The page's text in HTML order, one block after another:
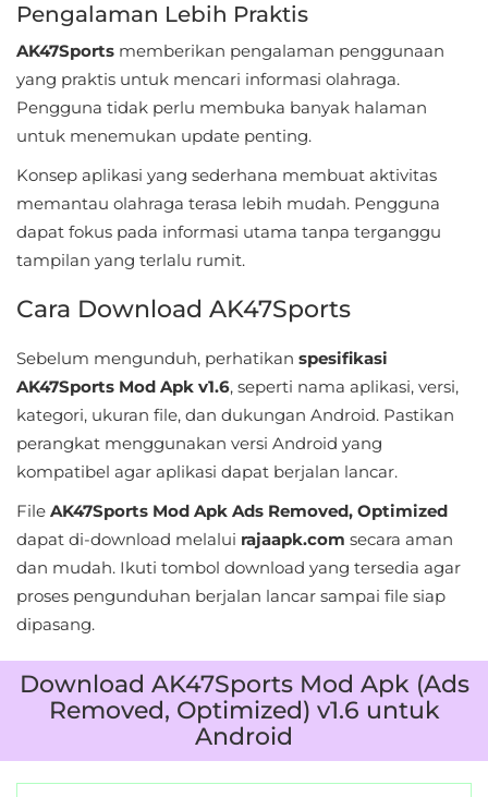
Tools
Travel
&
Local
Players
Editors
Weather
Rekomendasi
Pengalaman Lebih Praktis
AK47Sports memberikan pengalaman penggunaan
yang praktis untuk mencari informasi olahraga.
Pengguna tidak perlu membuka banyak halaman
untuk menemukan update penting.
Konsep aplikasi yang sederhana membuat aktivitas
memantau olahraga terasa lebih mudah. Pengguna
dapat fokus pada informasi utama tanpa terganggu
tampilan yang terlalu rumit.
Cara Download AK47Sports
Sebelum mengunduh, perhatikan spesifikasi
AK47Sports Mod Apk v1.6, seperti nama aplikasi, versi,
kategori, ukuran file, dan dukungan Android. Pastikan
perangkat menggunakan versi Android yang
kompatibel agar aplikasi dapat berjalan lancar.
File AK47Sports Mod Apk Ads Removed, Optimized
dapat di-download melalui rajaapk.com secara aman
dan mudah. Ikuti tombol download yang tersedia agar
proses pengunduhan berjalan lancar sampai file siap
dipasang.
Download AK47Sports Mod Apk (Ads
Removed, Optimized) v1.6 untuk
Android